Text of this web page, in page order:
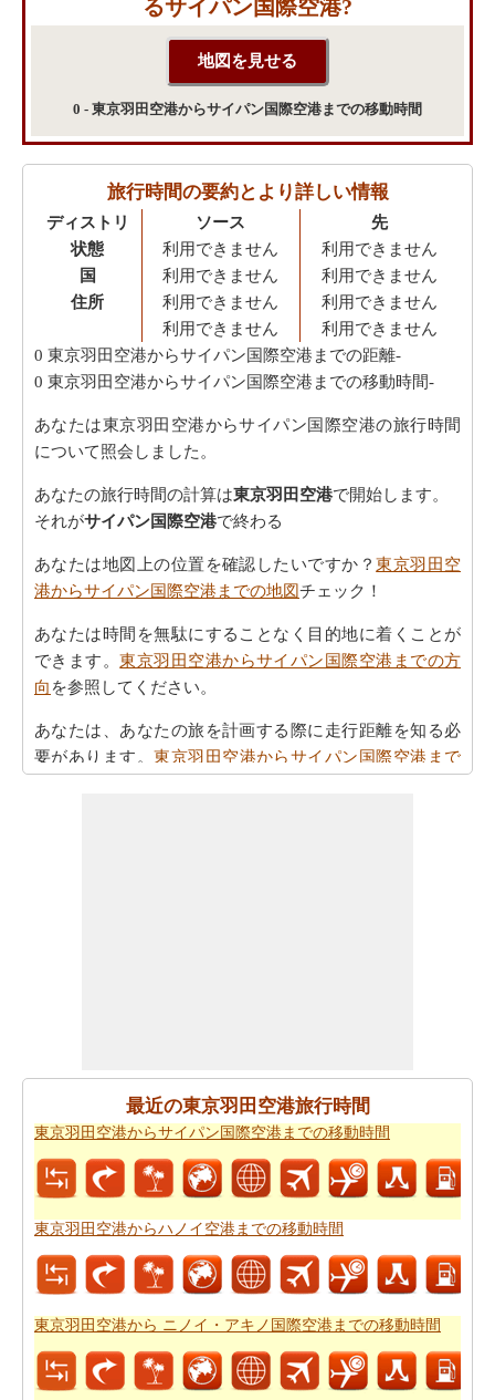
るサイパン国際空港?
0 - 東京羽田空港からサイパン国際空港までの移動時間
旅行時間の要約とより詳しい情報
ディストリ
状態
国
住所
ソース
利用できません
利用できません
利用できません
利用できません
先
利用できません
利用できません
利用できません
利用できません
0 東京羽田空港からサイパン国際空港までの距離-
0 東京羽田空港からサイパン国際空港までの移動時間-
あなたは東京羽田空港からサイパン国際空港の旅行時間
について照会しました。
あなたの旅行時間の計算は東京羽田空港で開始します。
それがサイパン国際空港で終わる
あなたは地図上の位置を確認したいですか？東京羽田空
港からサイパン国際空港までの地図チェック！
あなたは時間を無駄にすることなく目的地に着くことが
できます。東京羽田空港からサイパン国際空港までの方
向 を参照してください。
あなたは、あなたの旅を計画する際に走行距離を知る必
要があります。東京羽田空港からサイパン国際空港まで
新しい場所に行くの後、あなたの目的地へのルートを知
ることが重要です。場合はルートを認識していません、
あなたは東京羽田空港からサイパン国際空港までの道路
ルートプラン をチェックすることができます。
燃料費は、道路の旅行を計画する際に考慮すべきもう一
つの重要な要因であります。東京羽田空港からサイパン
国際空港までの旅行の費用をしたいですか。
最近の東京羽田空港旅行時間
東京羽田空港からサイパン国際空港までの移動時間
東京羽田空港からハノイ空港までの移動時間
東京羽田空港から ニノイ・アキノ国際空港までの移動時間